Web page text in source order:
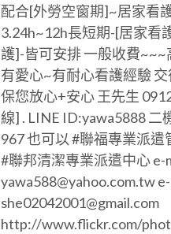
配合[外勞空窗期]~居家看
3.24h~12h長短期-[居家看
護]-皆可安排 一般收費~~~
有愛心~有耐心看護經驗
保您放心+安心 王先生
線] . LINE ID:yawa5888 二
967 也可以 #聯福專業派遣
#聯邦清潔專業派遣中心 e-
yawa588@yahoo.com.tw
she02042001@gmail.com
http://www.flickr.com/